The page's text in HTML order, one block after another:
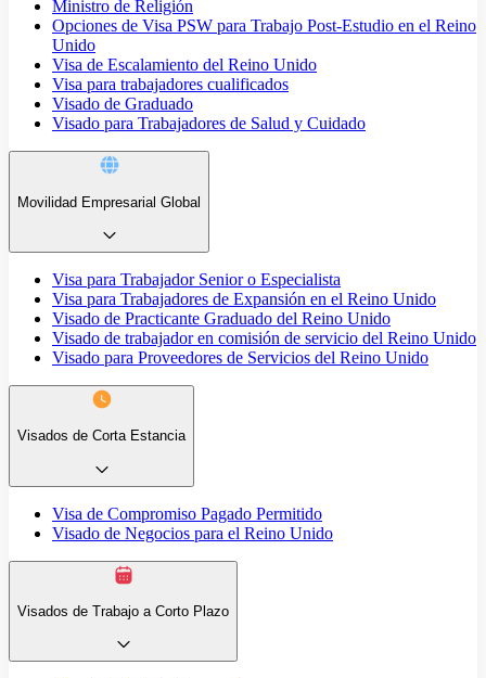
Ministro de Religión
Opciones de Visa PSW para Trabajo Post-Estudio en el Reino
Unido
Visa de Escalamiento del Reino Unido
Visa para trabajadores cualificados
Visado de Graduado
Visado para Trabajadores de Salud y Cuidado
Movilidad Empresarial Global
Visa para Trabajador Senior o Especialista
Visa para Trabajadores de Expansión en el Reino Unido
Visado de Practicante Graduado del Reino Unido
Visado de trabajador en comisión de servicio del Reino Unido
Visado para Proveedores de Servicios del Reino Unido
Visados de Corta Estancia
Visa de Compromiso Pagado Permitido
Visado de Negocios para el Reino Unido
Visados de Trabajo a Corto Plazo